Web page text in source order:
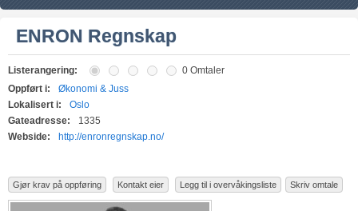
ENRON Regnskap
Listerangering:
0 Omtaler
Oppført i:
Økonomi & Juss
Lokalisert i:
Oslo
Gateadresse:
1335
Webside:
http://enronregnskap.no/
Gjør krav på oppføring Kontakt eier Legg til i overvåkingsliste Skriv omtale